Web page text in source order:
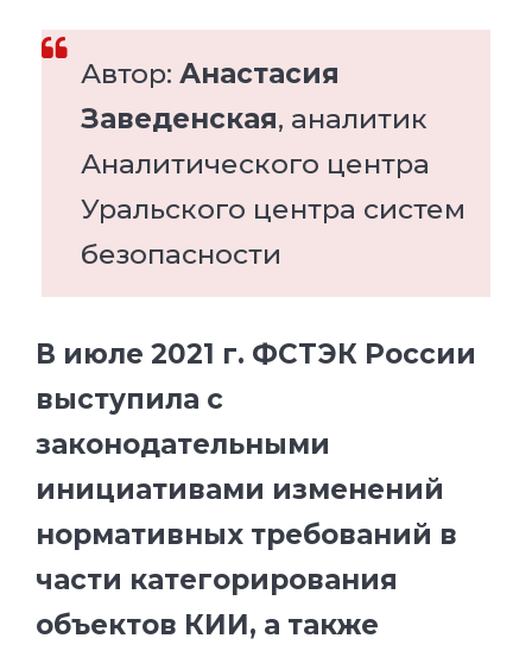
Автор: Анастасия
Заведенская, аналитик
Аналитического центра
Уральского центра систем
безопасности
В июле 2021 г. ФСТЭК России
выступила с
законодательными
инициативами изменений
нормативных требований в
части категорирования
объектов КИИ, а также